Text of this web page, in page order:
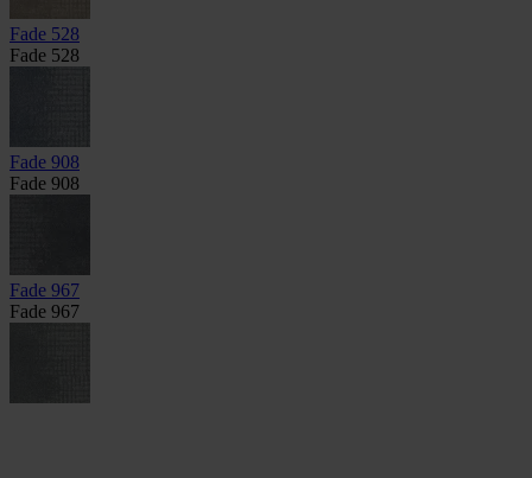
Fade 528
Fade 528
Fade 908
Fade 908
Fade 967
Fade 967